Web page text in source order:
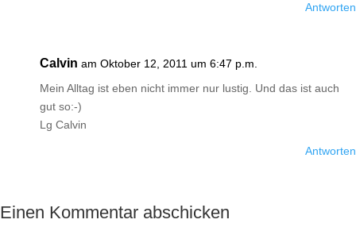
Antworten
Calvin am Oktober 12, 2011 um 6:47 p.m.
Mein Alltag ist eben nicht immer nur lustig. Und das ist auch
gut so:-)
Lg Calvin
Antworten
Einen Kommentar abschicken